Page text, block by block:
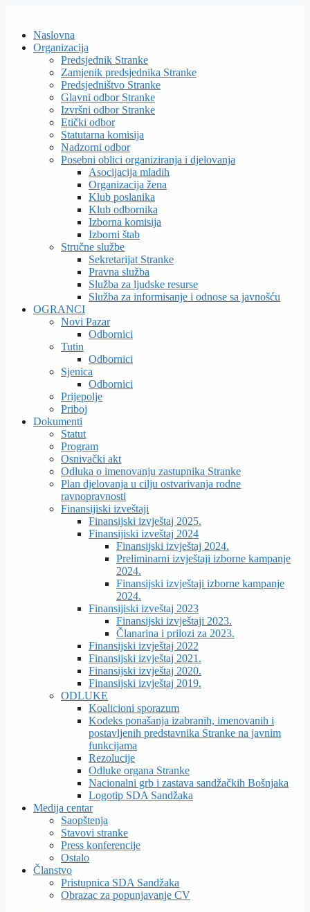
contentNaslovna
Organizacija
Predsjednik Stranke
Zamjenik predsjednika Stranke
Predsjedništvo Stranke
Glavni odbor Stranke
Izvršni odbor Stranke
Etički odbor
Statutarna komisija
Nadzorni odbor
Posebni oblici organiziranja i djelovanja
Asocijacija mladih
Organizacija žena
Klub poslanika
Klub odbornika
Izborna komisija
Izborni štab
Stručne službe
Sekretarijat Stranke
Pravna služba
Služba za ljudske resurse
Služba za informisanje i odnose sa javnošću
OGRANCI
Novi Pazar
Odbornici
Tutin
Odbornici
Sjenica
Odbornici
Prijepolje
Priboj
Dokumenti
Statut
Program
Osnivački akt
Odluka o imenovanju zastupnika Stranke
Plan djelovanja u cilju ostvarivanja rodne
ravnopravnosti
Finansijiski izveštaji
Finansijski izvještaj 2025.
Finansijiski izveštaj 2024
Finansijski izvještaj 2024.
Preliminarni izvještaji izborne kampanje
2024.
Finansijski izvještaji izborne kampanje
2024.
Finansijiski izveštaj 2023
Finansijski izvještaji 2023.
Članarina i prilozi za 2023.
Finansijski izvještaj 2022
Finansijski izvještaj 2021.
Finansijski izvještaj 2020.
Finansijski izvještaj 2019.
ODLUKE
Koalicioni sporazum
Kodeks ponašanja izabranih, imenovanih i
postavljenih predstavnika Stranke na javnim
funkcijama
Rezolucije
Odluke organa Stranke
Nacionalni grb i zastava sandžačkih Bošnjaka
Logotip SDA Sandžaka
Medija centar
Saopštenja
Stavovi stranke
Press konferencije
Ostalo
Članstvo
Pristupnica SDA Sandžaka
Obrazac za popunjavanje CV